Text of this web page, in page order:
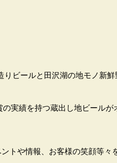
ビールと田沢湖の地モノ新
実績を持つ蔵出し地ビール
トや情報、お客様の笑顔等々